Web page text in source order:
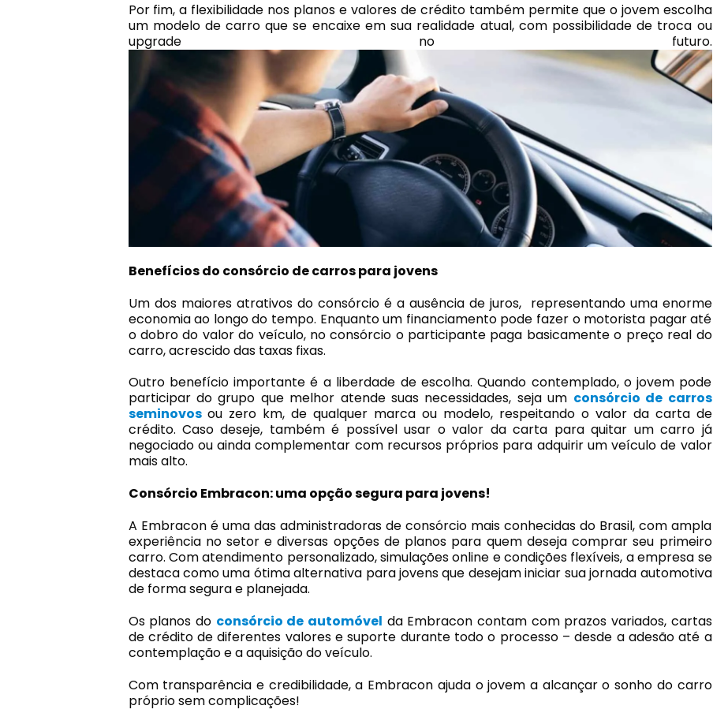
Por fim, a flexibilidade nos planos e valores de crédito também permite que o jovem escolha
um modelo de carro que se encaixe em sua realidade atual, com possibilidade de troca ou
upgrade no futuro.
Benefícios do consórcio de carros para jovens
Um dos maiores atrativos do consórcio é a ausência de juros, representando uma enorme
economia ao longo do tempo. Enquanto um financiamento pode fazer o motorista pagar até
o dobro do valor do veículo, no consórcio o participante paga basicamente o preço real do
carro, acrescido das taxas fixas.
Outro benefício importante é a liberdade de escolha. Quando contemplado, o jovem pode
participar do grupo que melhor atende suas necessidades, seja um consórcio de carros
seminovosou zero km, de qualquer marca ou modelo, respeitando o valor da carta de
crédito. Caso deseje, também é possível usar o valor da carta para quitar um carro já
negociado ou ainda complementar com recursos próprios para adquirir um veículo de valor
mais alto.
Consórcio Embracon: uma opção segura para jovens!
A Embracon é uma das administradoras de consórcio mais conhecidas do Brasil, com ampla
experiência no setor e diversas opções de planos para quem deseja comprar seu primeiro
carro. Com atendimento personalizado, simulações online e condições flexíveis, a empresa se
destaca como uma ótima alternativa para jovens que desejam iniciar sua jornada automotiva
de forma segura e planejada.
Os planos do consórcio de automóvel da Embracon contam com prazos variados, cartas
de crédito de diferentes valores e suporte durante todo o processo – desde a adesão até a
contemplação e a aquisição do veículo.
Com transparência e credibilidade, a Embracon ajuda o jovem a alcançar o sonho do carro
próprio sem complicações!